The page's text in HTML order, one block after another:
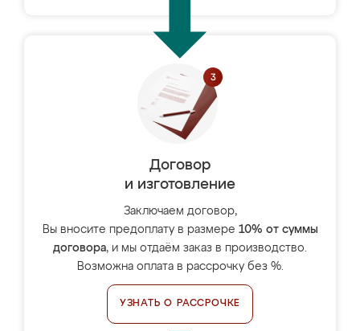
Договор
и изготовление
Заключаем договор,
Вы вносите предоплату в размере 10% от суммы
договора, и мы отдаём заказ в производство.
Возможна оплата в рассрочку без %.
УЗНАТЬ О РАССРОЧКЕ